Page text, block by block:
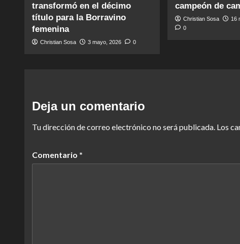
transformó en el décimo
título para la Borravino
femenina
Christian Sosa 3 mayo, 2026 0
campeón de
Christian Sosa
16
0
Deja un comentario
Tu dirección de correo electrónico no será publicada. Los
Comentario *